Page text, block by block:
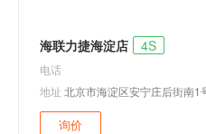
海联力捷海淀店 4S
电话
地址 北京市海淀区安宁庄后街南1
询价